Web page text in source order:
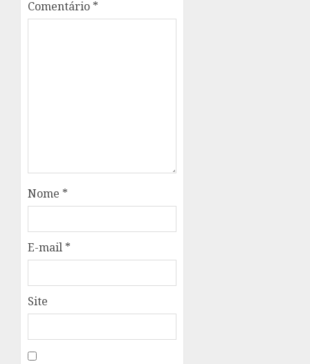
Comentário *
Nome *
E-mail *
Site